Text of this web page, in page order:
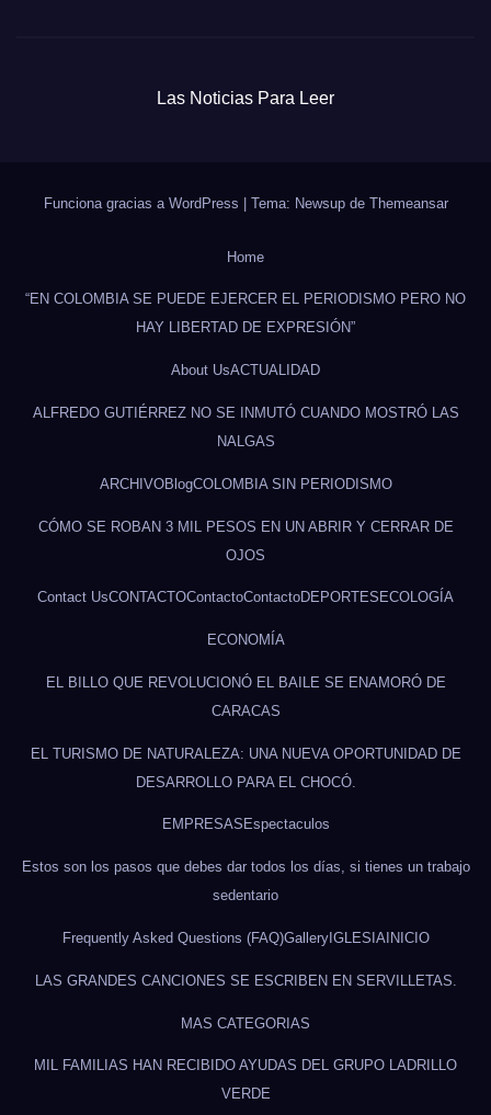
Las Noticias Para Leer
Funciona gracias a WordPress Tema: Newsup de Themeansar
Home
“EN COLOMBIA SE PUEDE EJERCER EL PERIODISMO PERO NO
HAY LIBERTAD DE EXPRESIÓN”
About UsACTUALIDAD
ALFREDO GUTIÉRREZ NO SE INMUTÓ CUANDO MOSTRÓ LAS
NALGAS
ARCHIVOBlogCOLOMBIA SIN PERIODISMO
CÓMO SE ROBAN 3 MIL PESOS EN UN ABRIR Y CERRAR DE
OJOS
Contact UsCONTACTOContactoContactoDEPORTES ECOLOGÍA
ECONOMÍA
EL BILLO QUE REVOLUCIONÓ EL BAILE SE ENAMORÓ DE
CARACAS
EL TURISMO DE NATURALEZA: UNA NUEVA OPORTUNIDAD DE
DESARROLLO PARA EL CHOCÓ.
EMPRESAS Espectaculos
Estos son los pasos que debes dar todos los días, si tienes un trabajo
sedentario
Frequently Asked Questions (FAQ)GalleryIGLESIAINICIO
LAS GRANDES CANCIONES SE ESCRIBEN EN SERVILLETAS.
MAS CATEGORIAS
MIL FAMILIAS HAN RECIBIDO AYUDAS DEL GRUPO LADRILLO
VERDE